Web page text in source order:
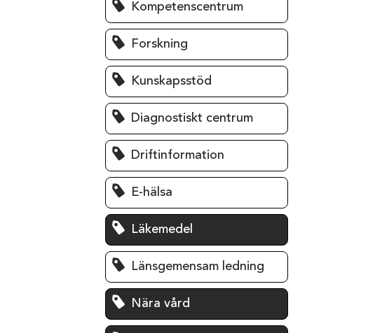
Kompetenscentrum
Forskning
Kunskapsstöd
Diagnostiskt centrum
Driftinformation
E-hälsa
Läkemedel
Länsgemensam ledning
Nära vård